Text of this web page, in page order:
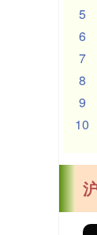
5
6
7
8
9
10